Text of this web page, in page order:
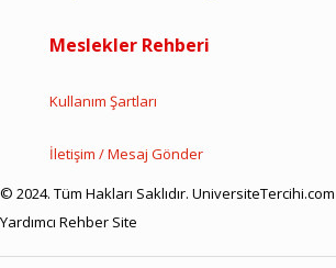
Meslekler Rehberi
Kullanım Şartları
İletişim / Mesaj Gönder
© 2024. Tüm Hakları Saklıdır.
Yardımcı Rehber Site